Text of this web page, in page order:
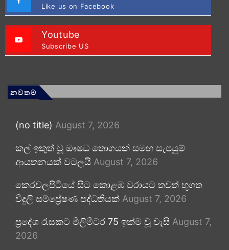
Like us on Facebook
Youtube
Subscribe US
නවතම
(no title) August 7, 2026
කල් ඉකුත් වූ ඖෂධ තොගයක් සමඟ සැපයුම්
ආයතනයක් වටලයි August 7, 2026
කෙරවලපිටියේ සිට කොළඹ වරායට තවත් භූගත
විදුලි සම්ප්‍රේෂණ පද්ධතියක් August 7, 2026
ප්‍රදේශ රැසකට මිලිමීටර 75 ඉක්ම වූ වැසි August 7,
2026